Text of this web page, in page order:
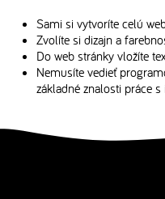
Sami si vytvoríte celú
Zvolíte si dizajn a
Do web stránky vložíte
Nemusíte vedieť
základné znalosti práce